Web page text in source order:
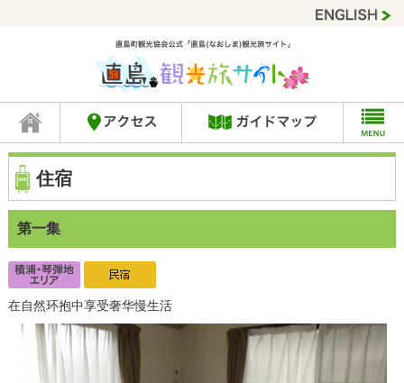
住宿
第一集
在自然环抱中享受奢华慢生活